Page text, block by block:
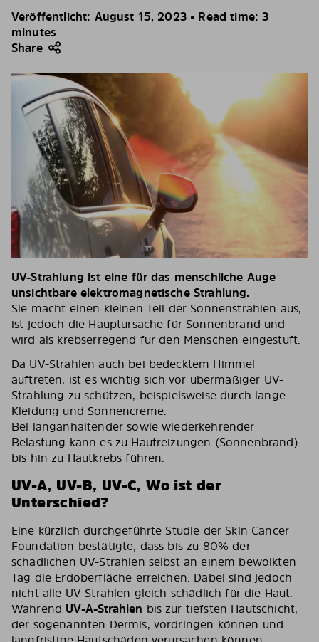
Veröffentlicht: August 15, 2023 • Read time: 3
minutes
Share
UV-Strahlung ist eine für das menschliche Auge
unsichtbare elektromagnetische Strahlung.
Sie macht einen kleinen Teil der Sonnenstrahlen aus,
ist jedoch die Hauptursache für Sonnenbrand und
wird als krebserregend für den Menschen eingestuft.
Da UV-Strahlen auch bei bedecktem Himmel
auftreten, ist es wichtig sich vor übermäßiger UV-
Strahlung zu schützen, beispielsweise durch lange
Kleidung und Sonnencreme.
Bei langanhaltender sowie wiederkehrender
Belastung kann es zu Hautreizungen (Sonnenbrand)
bis hin zu Hautkrebs führen.
UV-A, UV-B, UV-C, Wo ist der
Unterschied?
Eine kürzlich durchgeführte Studie der Skin Cancer
Foundation bestätigte, dass bis zu 80% der
schädlichen UV-Strahlen selbst an einem bewölkten
Tag die Erdoberfläche erreichen. Dabei sind jedoch
nicht alle UV-Strahlen gleich schädlich für die Haut.
Während UV-A-Strahlen bis zur tiefsten Hautschicht,
der sogenannten Dermis, vordringen können und